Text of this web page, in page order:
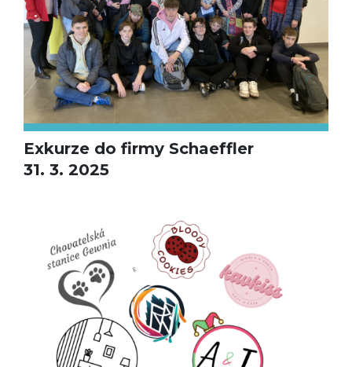
Exkurze do firmy Schaeffler
31. 3. 2025